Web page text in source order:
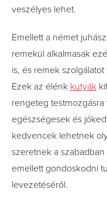
veszélyes lehet.
Emellett a német
remekül alkalmasak
is, és remek
Ezek az élénk kutyák
rengeteg
egészségesek és
kedvencek lehetnek
szeretnek a
emellett gondoskodni
levezetéséről.